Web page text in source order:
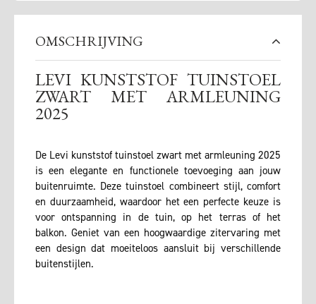
OMSCHRIJVING
LEVI KUNSTSTOF TUINSTOEL
ZWART MET ARMLEUNING
2025
De Levi kunststof tuinstoel zwart met armleuning 2025
is een elegante en functionele toevoeging aan jouw
buitenruimte. Deze tuinstoel combineert stijl, comfort
en duurzaamheid, waardoor het een perfecte keuze is
voor ontspanning in de tuin, op het terras of het
balkon. Geniet van een hoogwaardige zitervaring met
een design dat moeiteloos aansluit bij verschillende
buitenstijlen.